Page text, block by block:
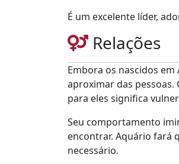
É um excelente líder,
Relações
Embora os nascidos
aproximar das pessoas.
para eles significa
Seu comportamento
encontrar. Aquário fará
necessário.